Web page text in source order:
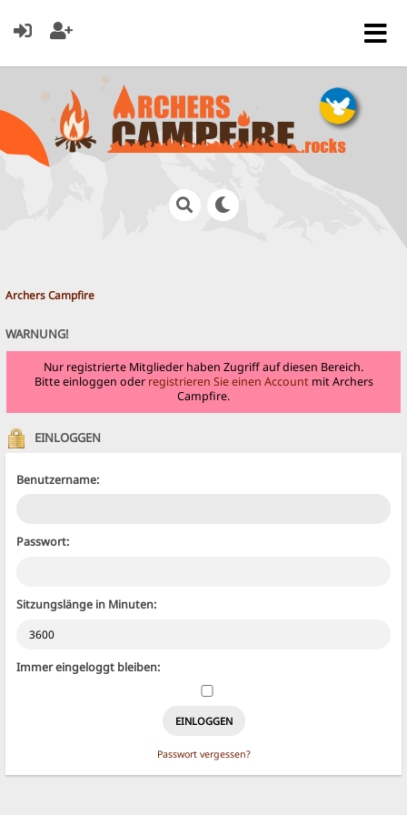
Archers Campfire
WARNUNG!
Nur registrierte Mitglieder haben Zugriff auf diesen Bereich.
Bitte einloggen oder registrieren Sie einen Accountmit Archers
Campfire.
EINLOGGEN
Benutzername:
Passwort:
Sitzungslänge in Minuten:
Immer eingeloggt bleiben:
Passwort vergessen?